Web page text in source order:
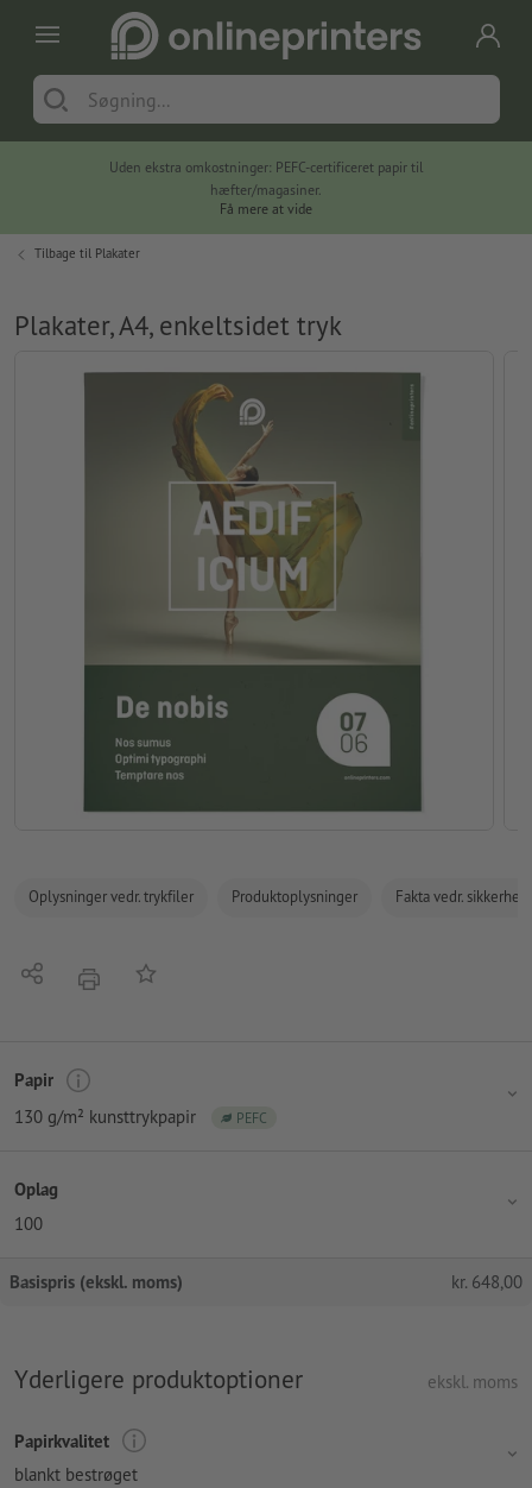
Uden ekstra omkostninger: PEFC-certificeret papir til
hæfter/magasiner.
Få mere at vide
Tilbage til Plakater
Plakater, A4, enkeltsidet tryk
Oplysninger vedr. trykfiler Produktoplysninger Fakta vedr.
Del tryk Tilføj til huskelisten
Papir
130 g/m² kunsttrykpapir
PEFC
Oplag
100
Basispris (ekskl. moms) kr. 648,00
Yderligere produktoptioner ekskl. moms
Papirkvalitet
blankt bestrøget